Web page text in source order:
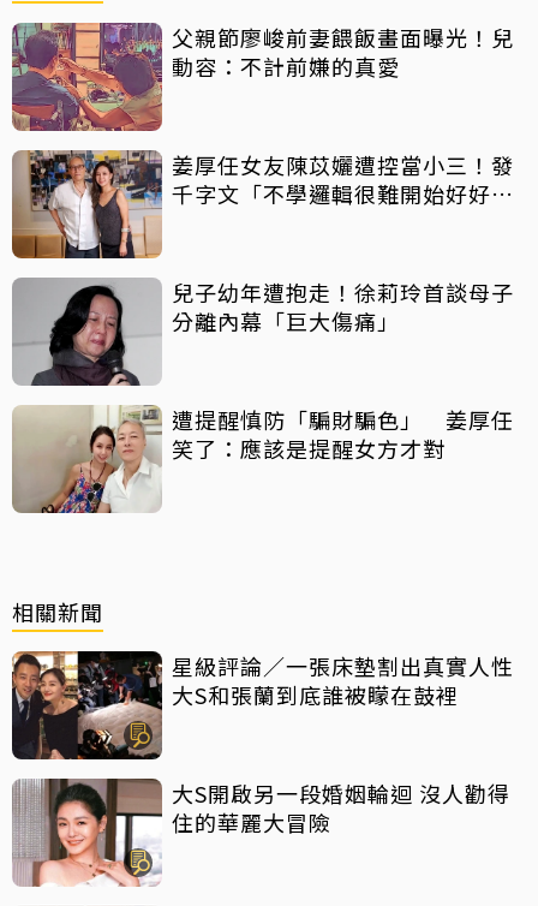
父親節廖峻前妻餵飯畫面曝光！兒
動容：不計前嫌的真愛
姜厚任女友陳苡孋遭控當小三！發
千字文「不學邏輯很難開始好好
兒子幼年遭抱走！徐莉玲首談母子
分離內幕「巨大傷痛」
遭提醒慎防「騙財騙色」 姜厚任
笑了：應該是提醒女方才對
相關新聞
星級評論／一張床墊割出真實人性
大S和張蘭到底誰被矇在鼓裡
大S開啟另一段婚姻輪迴 沒人勸得
住的華麗大冒險